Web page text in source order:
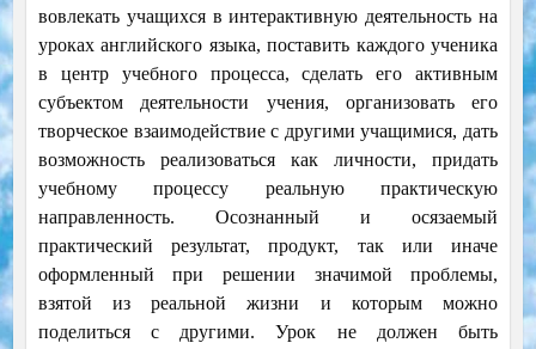
вовлекать учащихся в интерактивную деятельность на
уроках английского языка, поставить каждого ученика
в центр учебного процесса, сделать его активным
субъектом деятельности учения, организовать его
творческое взаимодействие с другими учащимися, дать
возможность реализоваться как личности, придать
учебному процессу реальную практическую
направленность. Осознанный и осязаемый
практический результат, продукт, так или иначе
оформленный при решении значимой проблемы,
взятой из реальной жизни и которым можно
поделиться с другими. Урок не должен быть